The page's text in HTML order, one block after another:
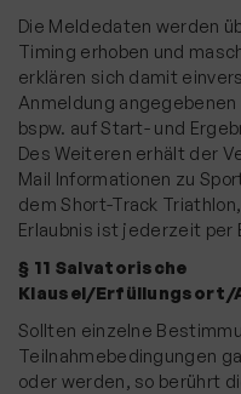
Die Meldedaten werden
Timing erhoben und
erklären sich damit
Anmeldung
bspw. auf Start- und
Des Weiteren erhält der
Mail Informationen zu
dem Short-Track
Erlaubnis ist jederzeit per
§ 11 Salvatorische
Klausel/Erfüllungsort/
Sollten einzelne
Teilnahmebedingungen
oder werden, so berührt